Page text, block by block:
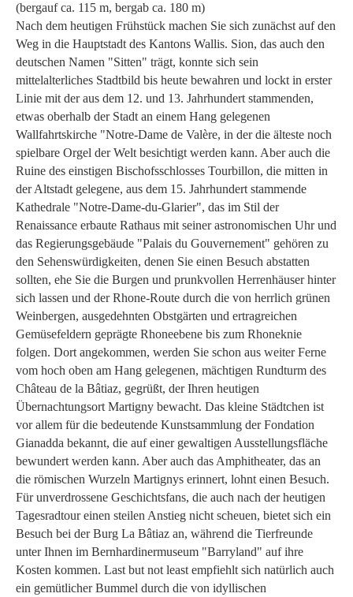
(bergauf ca. 115 m, bergab ca. 180 m)
Nach dem heutigen Frühstück machen Sie sich zunächst auf den
Weg in die Hauptstadt des Kantons Wallis. Sion, das auch den
deutschen Namen "Sitten" trägt, konnte sich sein
mittelalterliches Stadtbild bis heute bewahren und lockt in erster
Linie mit der aus dem 12. und 13. Jahrhundert stammenden,
etwas oberhalb der Stadt an einem Hang gelegenen
Wallfahrtskirche "Notre-Dame de Valère, in der die älteste noch
spielbare Orgel der Welt besichtigt werden kann. Aber auch die
Ruine des einstigen Bischofsschlosses Tourbillon, die mitten in
der Altstadt gelegene, aus dem 15. Jahrhundert stammende
Kathedrale "Notre-Dame-du-Glarier", das im Stil der
Renaissance erbaute Rathaus mit seiner astronomischen Uhr und
das Regierungsgebäude "Palais du Gouvernement" gehören zu
den Sehenswürdigkeiten, denen Sie einen Besuch abstatten
sollten, ehe Sie die Burgen und prunkvollen Herrenhäuser hinter
sich lassen und der Rhone-Route durch die von herrlich grünen
Weinbergen, ausgedehnten Obstgärten und ertragreichen
Gemüsefeldern geprägte Rhoneebene bis zum Rhoneknie
folgen. Dort angekommen, werden Sie schon aus weiter Ferne
vom hoch oben am Hang gelegenen, mächtigen Rundturm des
Château de la Bâtiaz, gegrüßt, der Ihren heutigen
Übernachtungsort Martigny bewacht. Das kleine Städtchen ist
vor allem für die bedeutende Kunstsammlung der Fondation
Gianadda bekannt, die auf einer gewaltigen Ausstellungsfläche
bewundert werden kann. Aber auch das Amphitheater, das an
die römischen Wurzeln Martignys erinnert, lohnt einen Besuch.
Für unverdrossene Geschichtsfans, die auch nach der heutigen
Tagesradtour einen steilen Anstieg nicht scheuen, bietet sich ein
Besuch bei der Burg La Bâtiaz an, während die Tierfreunde
unter Ihnen im Bernhardinermuseum "Barryland" auf ihre
Kosten kommen. Last but not least empfiehlt sich natürlich auch
ein gemütlicher Bummel durch die von idyllischen